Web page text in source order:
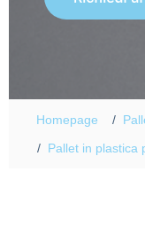
Homepage
Pallet in plastica